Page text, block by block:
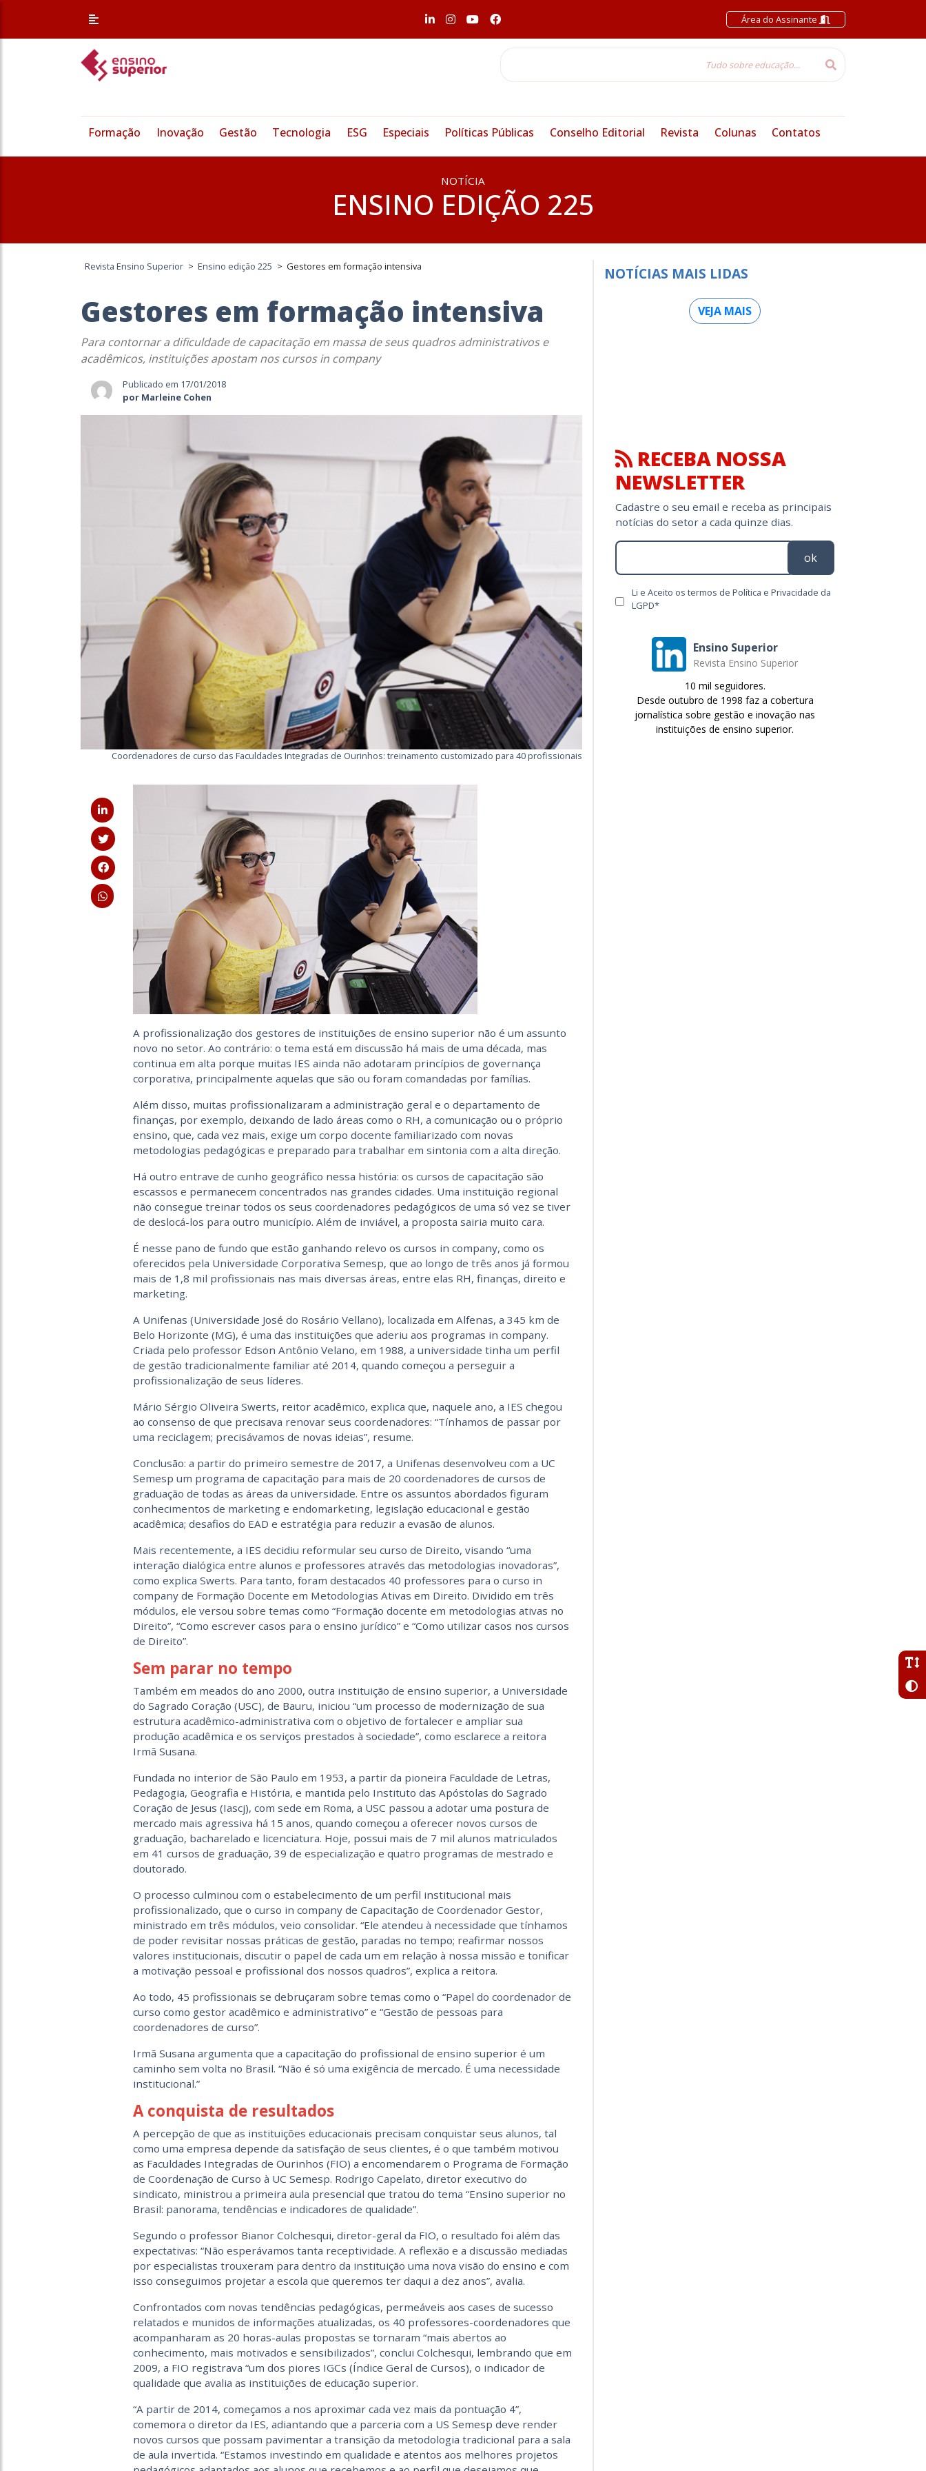
Área do Assinante
Formação Inovação Gestão Tecnologia ESG Especiais Políticas Públicas Conselho Editorial Revista Colunas Contatos
NOTÍCIA
ENSINO EDIÇÃO 225
Revista Ensino Superior > Ensino edição 225 > Gestores em formação intensiva
Gestores em formação intensiva
Para contornar a dificuldade de capacitação em massa de seus quadros administrativos e
acadêmicos, instituições apostam nos cursos in company
Publicado em 17/01/2018
por Marleine Cohen
Coordenadores de curso das Faculdades Integradas de Ourinhos: treinamento customizado para 40 profissionais
A profissionalização dos gestores de instituições de ensino superior não é um assunto
novo no setor. Ao contrário: o tema está em discussão há mais de uma década, mas
continua em alta porque muitas IES ainda não adotaram princípios de governança
corporativa, principalmente aquelas que são ou foram comandadas por famílias.
Além disso, muitas profissionalizaram a administração geral e o departamento de
finanças, por exemplo, deixando de lado áreas como o RH, a comunicação ou o próprio
ensino, que, cada vez mais, exige um corpo docente familiarizado com novas
metodologias pedagógicas e preparado para trabalhar em sintonia com a alta direção.
Há outro entrave de cunho geográfico nessa história: os cursos de capacitação são
escassos e permanecem concentrados nas grandes cidades. Uma instituição regional
não consegue treinar todos os seus coordenadores pedagógicos de uma só vez se tiver
de deslocá-los para outro município. Além de inviável, a proposta sairia muito cara.
É nesse pano de fundo que estão ganhando relevo os cursos in company, como os
oferecidos pela Universidade Corporativa Semesp, que ao longo de três anos já formou
mais de 1,8 mil profissionais nas mais diversas áreas, entre elas RH, finanças, direito e
marketing.
A Unifenas (Universidade José do Rosário Vellano), localizada em Alfenas, a 345 km de
Belo Horizonte (MG), é uma das instituições que aderiu aos programas in company.
Criada pelo professor Edson Antônio Velano, em 1988, a universidade tinha um perfil
de gestão tradicionalmente familiar até 2014, quando começou a perseguir a
profissionalização de seus líderes.
Mário Sérgio Oliveira Swerts, reitor acadêmico, explica que, naquele ano, a IES chegou
ao consenso de que precisava renovar seus coordenadores: “Tínhamos de passar por
uma reciclagem; precisávamos de novas ideias”, resume.
Conclusão: a partir do primeiro semestre de 2017, a Unifenas desenvolveu com a UC
Semesp um programa de capacitação para mais de 20 coordenadores de cursos de
graduação de todas as áreas da universidade. Entre os assuntos abordados figuram
conhecimentos de marketing e endomarketing, legislação educacional e gestão
acadêmica; desafios do EAD e estratégia para reduzir a evasão de alunos.
Mais recentemente, a IES decidiu reformular seu curso de Direito, visando “uma
interação dialógica entre alunos e professores através das metodologias inovadoras”,
como explica Swerts. Para tanto, foram destacados 40 professores para o curso in
company de Formação Docente em Metodologias Ativas em Direito. Dividido em três
módulos, ele versou sobre temas como “Formação docente em metodologias ativas no
Direito”, “Como escrever casos para o ensino jurídico” e “Como utilizar casos nos cursos
de Direito”.
Sem parar no tempo
Também em meados do ano 2000, outra instituição de ensino superior, a Universidade
do Sagrado Coração (USC), de Bauru, iniciou “um processo de modernização de sua
estrutura acadêmico-administrativa com o objetivo de fortalecer e ampliar sua
produção acadêmica e os serviços prestados à sociedade”, como esclarece a reitora
Irmã Susana.
Fundada no interior de São Paulo em 1953, a partir da pioneira Faculdade de Letras,
Pedagogia, Geografia e História, e mantida pelo Instituto das Apóstolas do Sagrado
Coração de Jesus (Iascj), com sede em Roma, a USC passou a adotar uma postura de
mercado mais agressiva há 15 anos, quando começou a oferecer novos cursos de
graduação, bacharelado e licenciatura. Hoje, possui mais de 7 mil alunos matriculados
em 41 cursos de graduação, 39 de especialização e quatro programas de mestrado e
doutorado.
O processo culminou com o estabelecimento de um perfil institucional mais
profissionalizado, que o curso in company de Capacitação de Coordenador Gestor,
ministrado em três módulos, veio consolidar. “Ele atendeu à necessidade que tínhamos
de poder revisitar nossas práticas de gestão, paradas no tempo; reafirmar nossos
valores institucionais, discutir o papel de cada um em relação à nossa missão e tonificar
a motivação pessoal e profissional dos nossos quadros”, explica a reitora.
Ao todo, 45 profissionais se debruçaram sobre temas como o “Papel do coordenador de
curso como gestor acadêmico e administrativo” e “Gestão de pessoas para
coordenadores de curso”.
Irmã Susana argumenta que a capacitação do profissional de ensino superior é um
caminho sem volta no Brasil. “Não é só uma exigência de mercado. É uma necessidade
institucional.”
A conquista de resultados
A percepção de que as instituições educacionais precisam conquistar seus alunos, tal
como uma empresa depende da satisfação de seus clientes, é o que também motivou
as Faculdades Integradas de Ourinhos (FIO) a encomendarem o Programa de Formação
de Coordenação de Curso à UC Semesp. Rodrigo Capelato, diretor executivo do
sindicato, ministrou a primeira aula presencial que tratou do tema “Ensino superior no
Brasil: panorama, tendências e indicadores de qualidade”.
Segundo o professor Bianor Colchesqui, diretor-geral da FIO, o resultado foi além das
expectativas: “Não esperávamos tanta receptividade. A reflexão e a discussão mediadas
por especialistas trouxeram para dentro da instituição uma nova visão do ensino e com
isso conseguimos projetar a escola que queremos ter daqui a dez anos”, avalia.
Confrontados com novas tendências pedagógicas, permeáveis aos cases de sucesso
relatados e munidos de informações atualizadas, os 40 professores-coordenadores que
acompanharam as 20 horas-aulas propostas se tornaram “mais abertos ao
conhecimento, mais motivados e sensibilizados”, conclui Colchesqui, lembrando que em
2009, a FIO registrava “um dos piores IGCs (Índice Geral de Cursos), o indicador de
qualidade que avalia as instituições de educação superior.
“A partir de 2014, começamos a nos aproximar cada vez mais da pontuação 4”,
comemora o diretor da IES, adiantando que a parceria com a US Semesp deve render
novos cursos que possam pavimentar a transição da metodologia tradicional para a sala
de aula invertida. “Estamos investindo em qualidade e atentos aos melhores projetos
NOTÍCIAS MAIS LIDAS
VEJA MAIS
RECEBA NOSSA
NEWSLETTER
Cadastre o seu email e receba as principais
notícias do setor a cada quinze dias.
ok
Li e Aceito os termos de Política e Privacidade da
LGPD*
Ensino Superior
Revista Ensino Superior
10 mil seguidores.
Desde outubro de 1998 faz a cobertura
jornalística sobre gestão e inovação nas
instituições de ensino superior.